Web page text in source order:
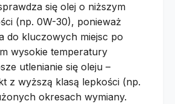
się olej o niższym
(np. 0W-30), ponieważ
do kluczowych miejsc po
wysokie temperatury
utlenianie się oleju –
z wyższą klasą lepkości (np.
okresach wymiany.